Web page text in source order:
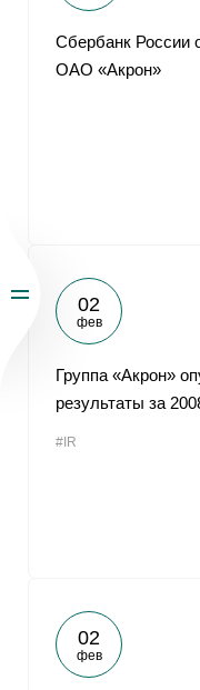
Сбербанк России
ОАО «Акрон»
02
фев
Группа «Акрон»
результаты за
#IR
02
фев